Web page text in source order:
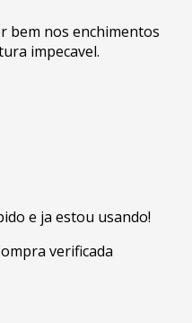
bem nos enchimentos
impecavel.
e ja estou usando!
verificada